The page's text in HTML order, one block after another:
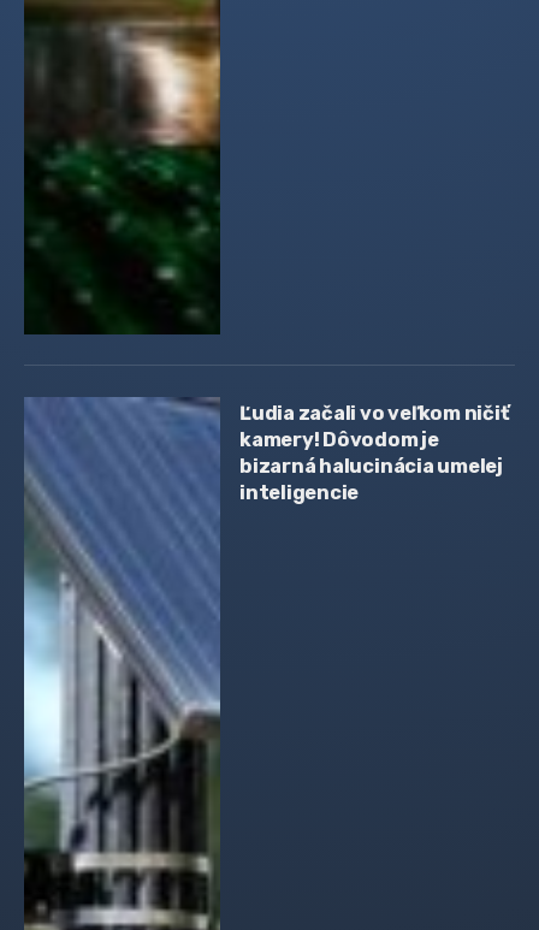
Ľudia začali vo veľkom ničiť
kamery! Dôvodom je
bizarná halucinácia umelej
inteligencie